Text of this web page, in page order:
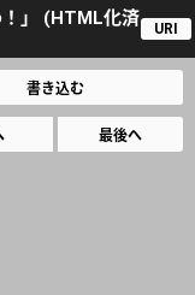
」 (HTML化済
URI
書き込む
最後へ